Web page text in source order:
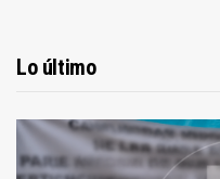
Lo último